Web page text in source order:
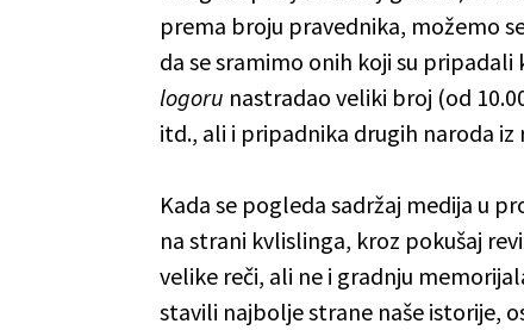
prema broju pravednika, možemo
da se sramimo onih koji su
logoru nastradao veliki broj (od
itd., ali i pripadnika drugih naroda iz
Kada se pogleda sadržaj medija u
na strani kvlislinga, kroz pokušaj
velike reči, ali ne i gradnju
stavili najbolje strane naše istorije,